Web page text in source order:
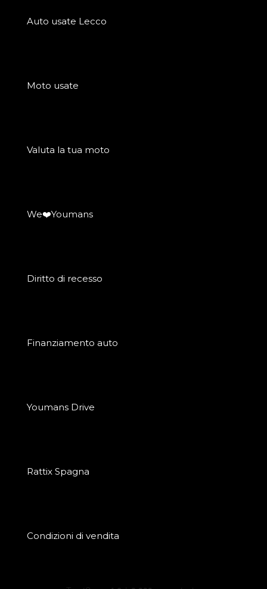
Auto usate Lecco
Moto usate
Valuta la tua moto
We❤️Youmans
Diritto di recesso
Finanziamento auto
Youmans Drive
Rattix Spagna
Condizioni di vendita